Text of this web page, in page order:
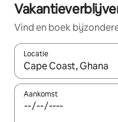
Vind en boek
Locatie
Wanneer er resultaten
Aankomst